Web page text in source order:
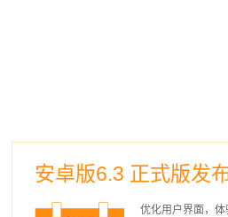
安卓版6.3 正式版发
优化用户界面，体